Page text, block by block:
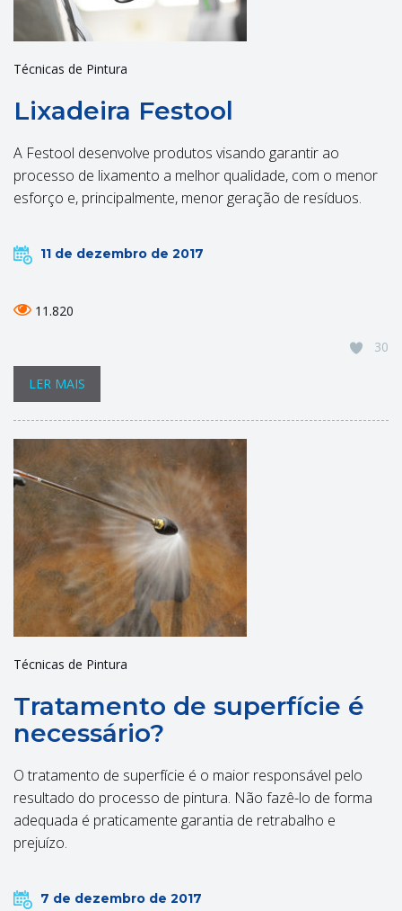
Técnicas de Pintura
Lixadeira Festool
A Festool desenvolve produtos visando garantir ao
processo de lixamento a melhor qualidade, com o menor
esforço e, principalmente, menor geração de resíduos.
11 de dezembro de 2017
11.820
30
LER MAIS
Técnicas de Pintura
Tratamento de superfície é
necessário?
O tratamento de superfície é o maior responsável pelo
resultado do processo de pintura. Não fazê-lo de forma
adequada é praticamente garantia de retrabalho e
prejuízo.
7 de dezembro de 2017